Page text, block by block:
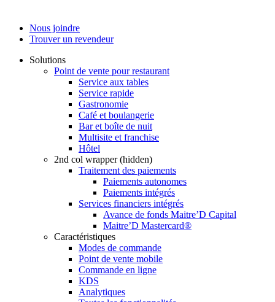
Nous joindre
Trouver un revendeur
Solutions
Point de vente pour restaurant
Service aux tables
Service rapide
Gastronomie
Café et boulangerie
Bar et boîte de nuit
Multisite et franchise
Hôtel
2nd col wrapper (hidden)
Traitement des paiements
Paiements autonomes
Paiements intégrés
Services financiers intégrés
Avance de fonds Maitre’D Capital
Maitre’D Mastercard®
Caractéristiques
Modes de commande
Point de vente mobile
Commande en ligne
KDS
Analytiques